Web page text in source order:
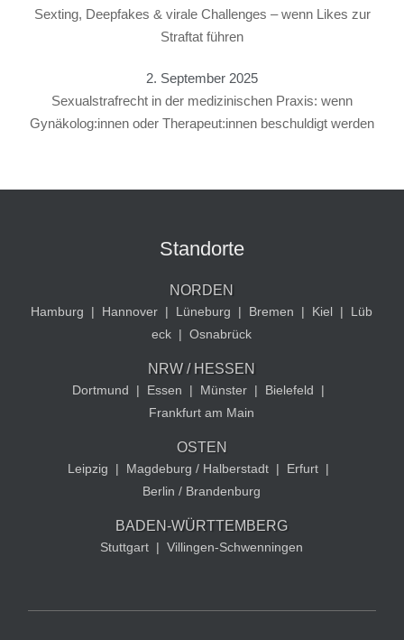
Sexting, Deepfakes & virale Challenges – wenn Likes zur
Straftat führen
2. September 2025
Sexualstrafrecht in der medizinischen Praxis: wenn
Gynäkolog:innen oder Therapeut:innen beschuldigt werden
Standorte
NORDEN
Hamburg | Hannover | Lüneburg | Bremen | Kiel |
Lüb
eck | Osnabrück
NRW / HESSEN
Dortmund | Essen | Münster | Bielefeld
|
Frankfurt am Main
OSTEN
Leipzig | Magdeburg / Halberstadt | Erfurt |
Berlin / Brandenburg
BADEN-WÜRTTEMBERG
Stuttgart | Villingen-Schwenningen